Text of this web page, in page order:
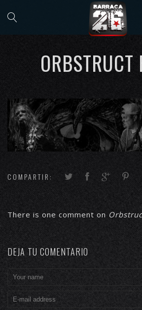
ORBSTRUCT
COMPARTIR:
There is one comment on
DEJA TU COMENTARIO